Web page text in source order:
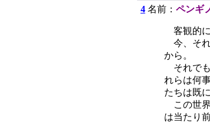
4名前： ペンギ
客観的に
今、それ
から。
それでも
れらは何
たちは既
この世界
は当たり